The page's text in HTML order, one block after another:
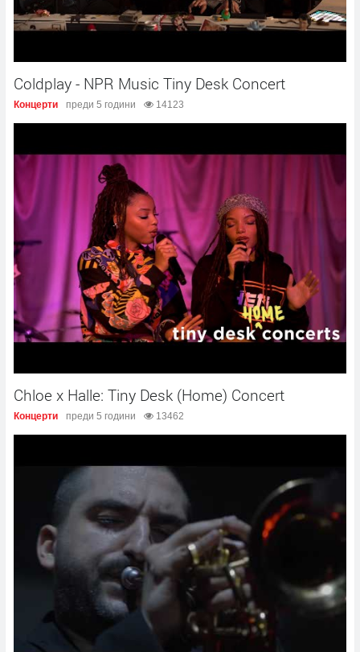
Coldplay - NPR Music Tiny Desk Concert
Концерти преди 5 години 14123
Chloe x Halle: Tiny Desk (Home) Concert
Концерти преди 5 години 13462